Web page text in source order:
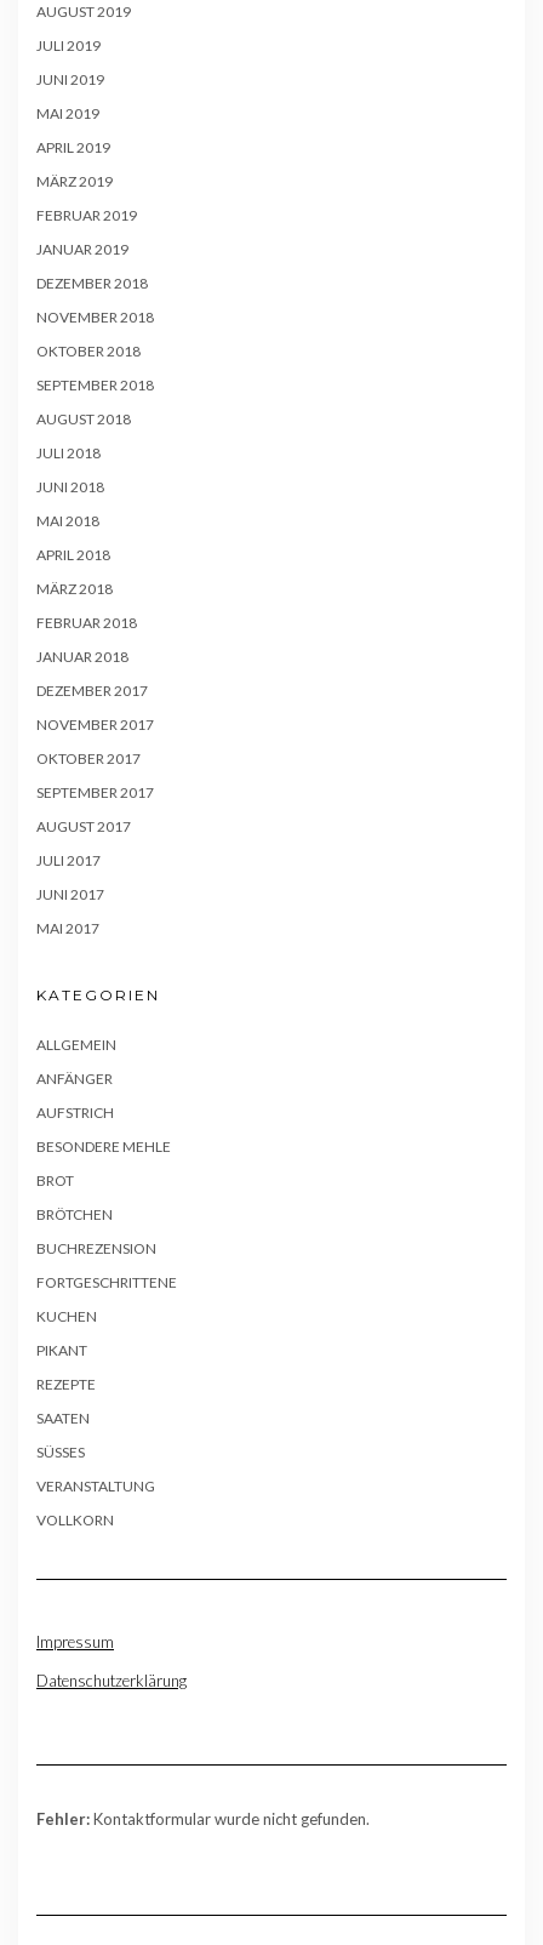
AUGUST 2019
JULI 2019
JUNI 2019
MAI 2019
APRIL 2019
MÄRZ 2019
FEBRUAR 2019
JANUAR 2019
DEZEMBER 2018
NOVEMBER 2018
OKTOBER 2018
SEPTEMBER 2018
AUGUST 2018
JULI 2018
JUNI 2018
MAI 2018
APRIL 2018
MÄRZ 2018
FEBRUAR 2018
JANUAR 2018
DEZEMBER 2017
NOVEMBER 2017
OKTOBER 2017
SEPTEMBER 2017
AUGUST 2017
JULI 2017
JUNI 2017
MAI 2017
KATEGORIEN
ALLGEMEIN
ANFÄNGER
AUFSTRICH
BESONDERE MEHLE
BROT
BRÖTCHEN
BUCHREZENSION
FORTGESCHRITTENE
KUCHEN
PIKANT
REZEPTE
SAATEN
SÜSSES
VERANSTALTUNG
VOLLKORN
Impressum
Datenschutzerklärung
Fehler:Kontaktformular wurde nicht gefunden.